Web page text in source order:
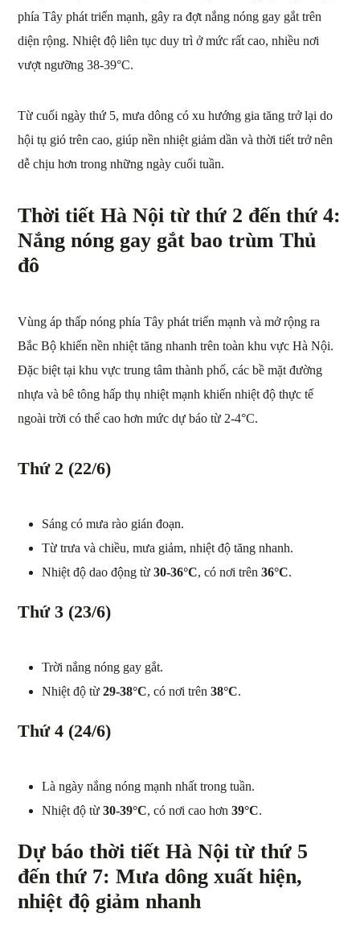
phía Tây phát triển mạnh, gây ra đợt nắng nóng gay gắt trên
diện rộng. Nhiệt độ liên tục duy trì ở mức rất cao, nhiều nơi
vượt ngưỡng 38-39°C.
Từ cuối ngày thứ 5, mưa dông có xu hướng gia tăng trở lại do
hội tụ gió trên cao, giúp nền nhiệt giảm dần và thời tiết trở nên
dễ chịu hơn trong những ngày cuối tuần.
Thời tiết Hà Nội từ thứ 2 đến thứ 4:
Nắng nóng gay gắt bao trùm Thủ
đô
Vùng áp thấp nóng phía Tây phát triển mạnh và mở rộng ra
Bắc Bộ khiến nền nhiệt tăng nhanh trên toàn khu vực Hà Nội.
Đặc biệt tại khu vực trung tâm thành phố, các bề mặt đường
nhựa và bê tông hấp thụ nhiệt mạnh khiến nhiệt độ thực tế
ngoài trời có thể cao hơn mức dự báo từ 2-4°C.
Thứ 2 (22/6)
Sáng có mưa rào gián đoạn.
Từ trưa và chiều, mưa giảm, nhiệt độ tăng nhanh.
Nhiệt độ dao động từ30-36°C, có nơi trên36°C.
Thứ 3 (23/6)
Trời nắng nóng gay gắt.
Nhiệt độ từ29-38°C, có nơi trên38°C.
Thứ 4 (24/6)
Là ngày nắng nóng mạnh nhất trong tuần.
Nhiệt độ từ30-39°C, có nơi cao hơn39°C.
Dự báo thời tiết Hà Nội từ thứ 5
đến thứ 7: Mưa dông xuất hiện,
nhiệt độ giảm nhanh